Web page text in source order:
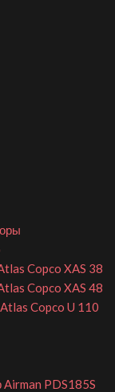
Copco XAS 38
Copco XAS 48
Copco U 110
PDS185S